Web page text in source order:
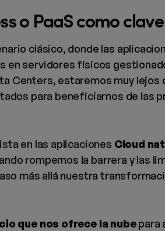
o PaaS como
clásico, donde las
en servidores físicos
Centers, estaremos muy lejos
para beneficiarnos de las
en las aplicaciones Cloud
rompemos la barrera y las
más allá nuestra
que nos ofrece la nubepara